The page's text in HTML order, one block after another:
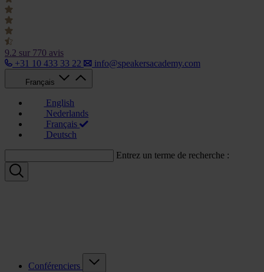
9.2 sur 770 avis
+31 10 433 33 22
info@speakersacademy.com
Français
English
Nederlands
Français
Deutsch
Entrez un terme de recherche :
Conférenciers